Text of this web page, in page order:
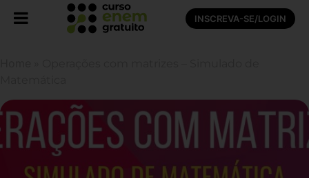
INSCREVA-SE/LOGIN